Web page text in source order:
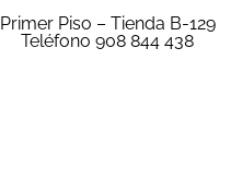
Primer Piso – Tienda B-129
Teléfono 908 844 438